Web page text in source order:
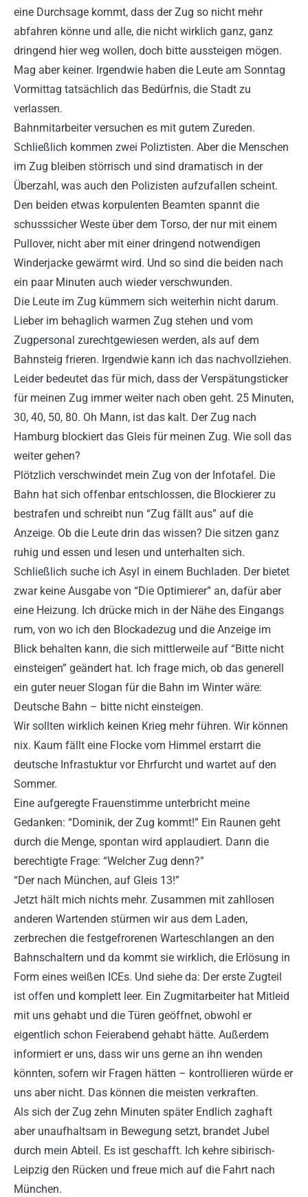
eine Durchsage kommt, dass der Zug so nicht mehr
abfahren könne und alle, die nicht wirklich ganz, ganz
dringend hier weg wollen, doch bitte aussteigen mögen.
Mag aber keiner. Irgendwie haben die Leute am Sonntag
Vormittag tatsächlich das Bedürfnis, die Stadt zu
verlassen.
Bahnmitarbeiter versuchen es mit gutem Zureden.
Schließlich kommen zwei Poliztisten. Aber die Menschen
im Zug bleiben störrisch und sind dramatisch in der
Überzahl, was auch den Polizisten aufzufallen scheint.
Den beiden etwas korpulenten Beamten spannt die
schusssicher Weste über dem Torso, der nur mit einem
Pullover, nicht aber mit einer dringend notwendigen
Winderjacke gewärmt wird. Und so sind die beiden nach
ein paar Minuten auch wieder verschwunden.
Die Leute im Zug kümmern sich weiterhin nicht darum.
Lieber im behaglich warmen Zug stehen und vom
Zugpersonal zurechtgewiesen werden, als auf dem
Bahnsteig frieren. Irgendwie kann ich das nachvollziehen.
Leider bedeutet das für mich, dass der Verspätungsticker
für meinen Zug immer weiter nach oben geht. 25 Minuten,
30, 40, 50, 80. Oh Mann, ist das kalt. Der Zug nach
Hamburg blockiert das Gleis für meinen Zug. Wie soll das
weiter gehen?
Plötzlich verschwindet mein Zug von der Infotafel. Die
Bahn hat sich offenbar entschlossen, die Blockierer zu
bestrafen und schreibt nun “Zug fällt aus” auf die
Anzeige. Ob die Leute drin das wissen? Die sitzen ganz
ruhig und essen und lesen und unterhalten sich.
Schließlich suche ich Asyl in einem Buchladen. Der bietet
zwar keine Ausgabe von “Die Optimierer” an, dafür aber
eine Heizung. Ich drücke mich in der Nähe des Eingangs
rum, von wo ich den Blockadezug und die Anzeige im
Blick behalten kann, die sich mittlerweile auf “Bitte nicht
einsteigen” geändert hat. Ich frage mich, ob das generell
ein guter neuer Slogan für die Bahn im Winter wäre:
Deutsche Bahn – bitte nicht einsteigen.
Wir sollten wirklich keinen Krieg mehr führen. Wir können
nix. Kaum fällt eine Flocke vom Himmel erstarrt die
deutsche Infrastuktur vor Ehrfurcht und wartet auf den
Sommer.
Eine aufgeregte Frauenstimme unterbricht meine
Gedanken: “Dominik, der Zug kommt!” Ein Raunen geht
durch die Menge, spontan wird applaudiert. Dann die
berechtigte Frage: “Welcher Zug denn?”
“Der nach München, auf Gleis 13!”
Jetzt hält mich nichts mehr. Zusammen mit zahllosen
anderen Wartenden stürmen wir aus dem Laden,
zerbrechen die festgefrorenen Warteschlangen an den
Bahnschaltern und da kommt sie wirklich, die Erlösung in
Form eines weißen ICEs. Und siehe da: Der erste Zugteil
ist offen und komplett leer. Ein Zugmitarbeiter hat Mitleid
mit uns gehabt und die Türen geöffnet, obwohl er
eigentlich schon Feierabend gehabt hätte. Außerdem
informiert er uns, dass wir uns gerne an ihn wenden
könnten, sofern wir Fragen hätten – kontrollieren würde er
uns aber nicht. Das können die meisten verkraften.
Als sich der Zug zehn Minuten später Endlich zaghaft
aber unaufhaltsam in Bewegung setzt, brandet Jubel
durch mein Abteil. Es ist geschafft. Ich kehre sibirisch-
Leipzig den Rücken und freue mich auf die Fahrt nach
München.